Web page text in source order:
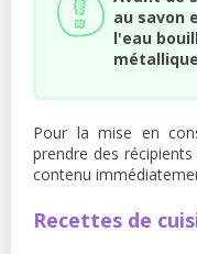
au savon
l'eau
Pour la mise en
prendre des récipients
contenu
Recettes de